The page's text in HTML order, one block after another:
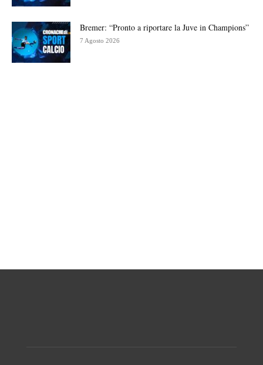
Bremer: “Pronto a riportare la Juve in Champions”
7 Agosto 2026